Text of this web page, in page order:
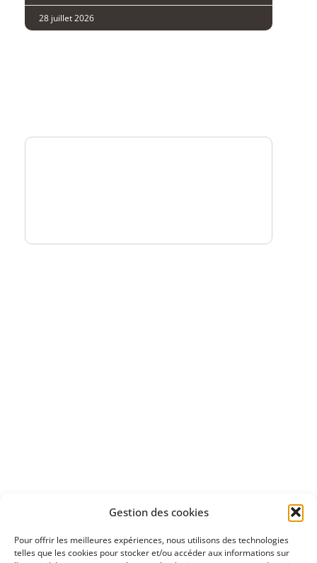
Gestion des cookies
Pour offrir les meilleures expériences, nous utilisons des technologies
telles que les cookies pour stocker et/ou accéder aux informations sur
28 juillet 2026
Découvrez